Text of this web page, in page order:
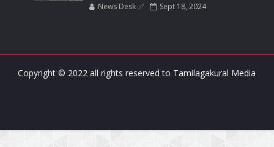
News Desk ✅ Sept 18, 2024
Copyright © 2022 all rights reserved to Tamilagakural Media